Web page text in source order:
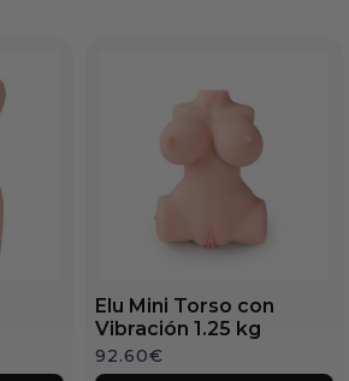
Elu Mini Torso con
Vibración 1.25 kg
92.60€